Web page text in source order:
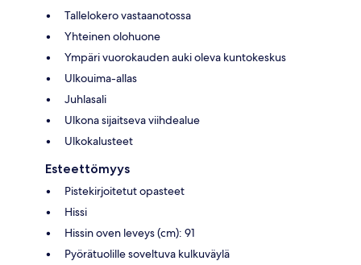
Tallelokero vastaanotossa
Yhteinen olohuone
Ympäri vuorokauden auki oleva kuntokeskus
Ulkouima-allas
Juhlasali
Ulkona sijaitseva viihdealue
Ulkokalusteet
Esteettömyys
Pistekirjoitetut opasteet
Hissi
Hissin oven leveys (cm): 91
Pyörätuolille soveltuva kulkuväylä